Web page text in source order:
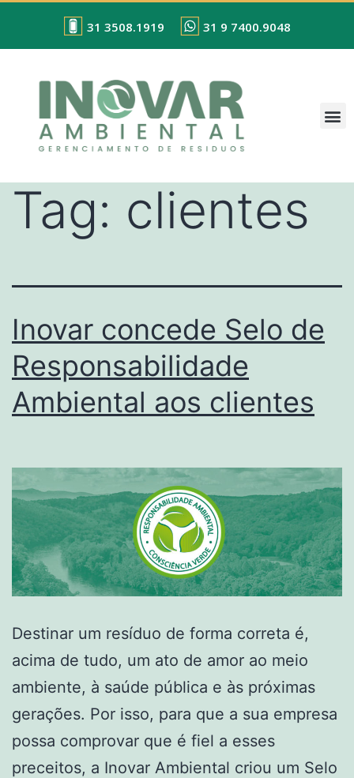
31 3508.1919 31 9 7400.9048
Tag: clientes
Inovar concede Selo de
Responsabilidade
Ambiental aos clientes
Destinar um resíduo de forma correta é,
acima de tudo, um ato de amor ao meio
ambiente, à saúde pública e às próximas
gerações. Por isso, para que a sua empresa
possa comprovar que é fiel a esses
preceitos, a Inovar Ambiental criou um Selo